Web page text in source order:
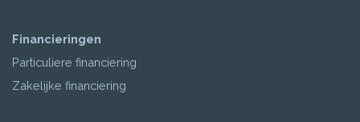
Financieringen
Particuliere financiering
Zakelijke financiering